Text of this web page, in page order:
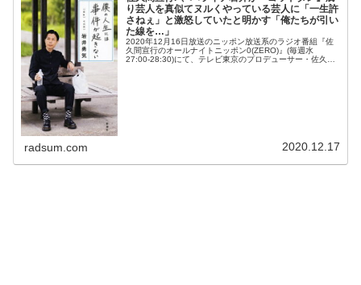
り芸人を真似てヌルくやっている芸人に「一生許
さねぇ」と激怒していたと明かす「俺たちが引い
た線を…」
2020年12月16日放送のニッポン放送系のラジオ番組『佐
久間宣行のオールナイトニッポン0(ZERO)』(毎週水
27:00-28:30)にて、テレビ東京のプロデューサー・佐久間
radsum.com 2020.12.17